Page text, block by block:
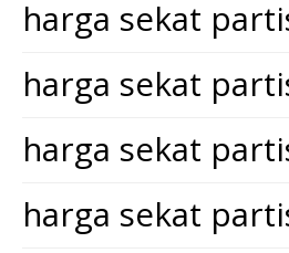
harga sekat
harga sekat
harga sekat
harga sekat